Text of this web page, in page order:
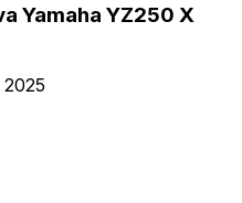
Yamaha YZ250 X
2025